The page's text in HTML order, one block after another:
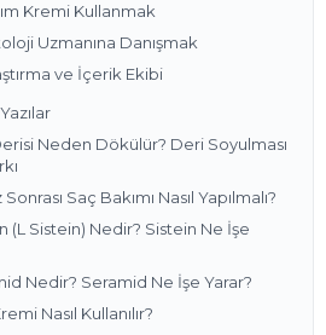
Kremi Kullanmak
Uzmanına Danışmak
ve İçerik Ekibi
Neden Dökülür? Deri Soyulması
Saç Bakımı Nasıl Yapılmalı?
(L Sistein) Nedir? Sistein Ne İşe
Nedir? Seramid Ne İşe Yarar?
Nasıl Kullanılır?